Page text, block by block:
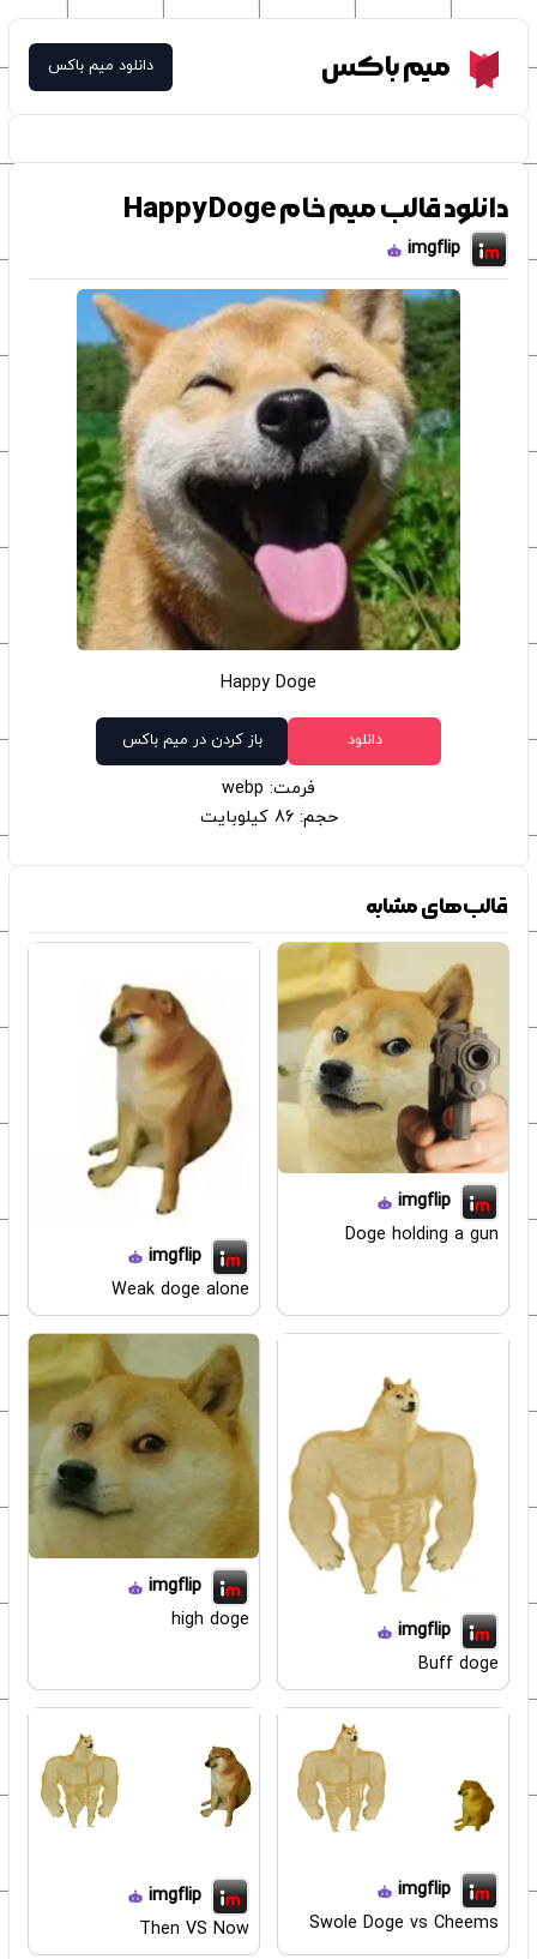
Meme Boxمیم باکس دانلود میم باکس
دانلود قالب میم خام Happy Doge
imgflip
Happy Doge
دانلود باز کردن در میم باکس
فرمت: webp
حجم: 86 کیلوبایت
قالب‌های مشابه
imgflip
Doge holding a gun
imgflip
Weak doge alone
imgflip
Buff doge
imgflip
high doge
imgflip
Swole Doge vs Cheems
imgflip
Then VS Now